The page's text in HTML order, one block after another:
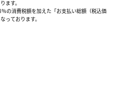
ります。
の消費税額を加えた「お支払い総額（税込価
っております。